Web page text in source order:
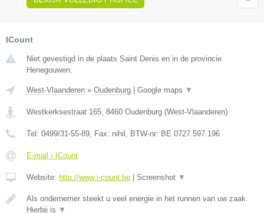
ICount
Niet gevestigd in de plaats Saint Denis en in de provincie
Henegouwen.
West-Vlaanderen » Oudenburg Google maps ▼
Westkerksestraat 165, 8460 Oudenburg (West-Vlaanderen)
Tel: 0499/31-55-89, Fax: nihil , BTW-nr: BE 0727.597.196
E-mail › ICount
Website: http://www.i-count.be Screenshot ▼
Als ondernemer steekt u veel energie in het runnen van uw zaak.
Hierbij is ▼